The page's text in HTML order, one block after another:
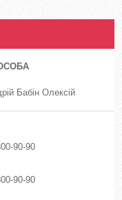
Бабін Олексій
90-90
90-90